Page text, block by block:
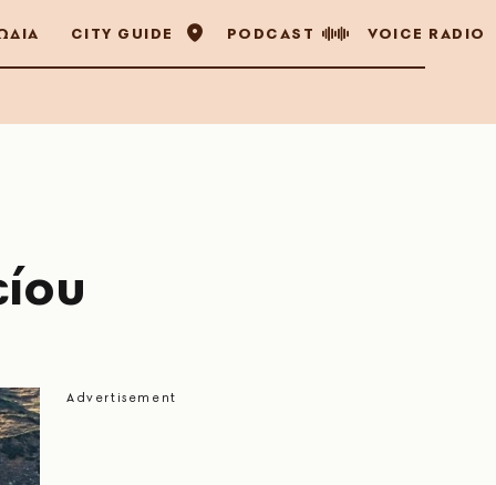
CITY GUIDE PODCAST VOICE RADIO